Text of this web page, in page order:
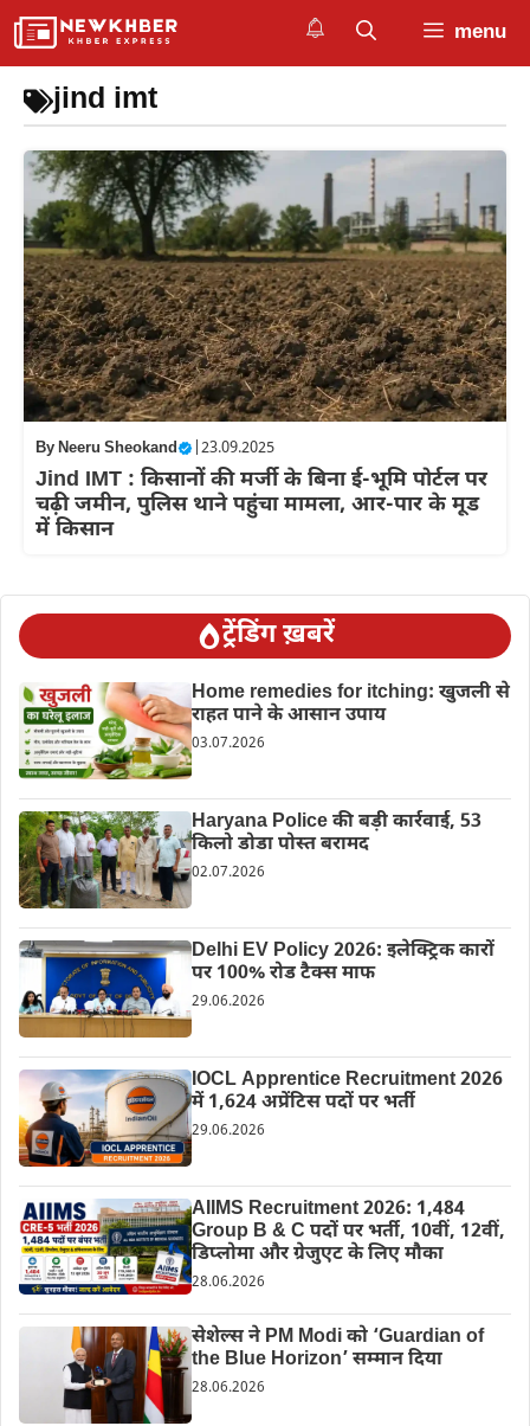
Skip
content
menu
jind imt
ByNeeru Sheokand 23.09.2025
Jind IMT : किसानों की मर्जी के बिना ई-भूमि पोर्टल पर
चढ़ी जमीन, पुलिस थाने पहुंचा मामला, आर-पार के मूड
में किसान
ट्रेंडिंग ख़बरें
Home remedies for itching: खुजली से
राहत पाने के आसान उपाय
03.07.2026
Haryana Police की बड़ी कार्रवाई, 53
किलो डोडा पोस्त बरामद
02.07.2026
Delhi EV Policy 2026: इलेक्ट्रिक कारों
पर 100% रोड टैक्स माफ
29.06.2026
IOCL Apprentice Recruitment 2026
में 1,624 अप्रेंटिस पदों पर भर्ती
29.06.2026
AIIMS Recruitment 2026: 1,484
Group B & C पदों पर भर्ती, 10वीं, 12वीं,
डिप्लोमा और ग्रेजुएट के लिए मौका
28.06.2026
सेशेल्स ने PM Modi को ‘Guardian of
the Blue Horizon’ सम्मान दिया
28.06.2026